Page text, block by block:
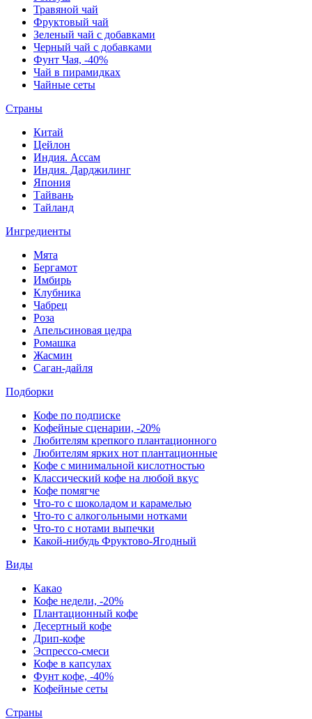
Травяной чай
Фруктовый чай
Зеленый чай с добавками
Черный чай с добавками
Фунт Чая, -40%
Чай в пирамидках
Чайные сеты
Страны
Китай
Цейлон
Индия. Ассам
Индия. Дарджилинг
Япония
Тайвань
Тайланд
Ингредиенты
Мята
Бергамот
Имбирь
Клубника
Чабрец
Роза
Апельсиновая цедра
Ромашка
Жасмин
Саган-дайля
Подборки
Кофе по подписке
Кофейные сценарии, -20%
Любителям крепкого плантационного
Любителям ярких нот плантационные
Кофе с минимальной кислотностью
Классический кофе на любой вкус
Кофе помягче
Что-то с шоколадом и карамелью
Что-то с алкогольными нотками
Что-то с нотами выпечки
Какой-нибудь Фруктово-Ягодный
Виды
Какао
Кофе недели, -20%
Плантационный кофе
Десертный кофе
Дрип-кофе
Эспрессо-смеси
Кофе в капсулах
Фунт кофе, -40%
Кофейные сеты
Страны